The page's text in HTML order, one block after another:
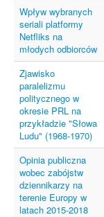
Wpływ wybranych
seriali platformy
Netfliks na
młodych odbiorców
Zjawisko
paralelizmu
politycznego w
okresie PRL na
przykładzie "Słowa
Ludu" (1968-1970)
Opinia publiczna
wobec zabójstw
dziennikarzy na
terenie Europy w
latach 2015-2018